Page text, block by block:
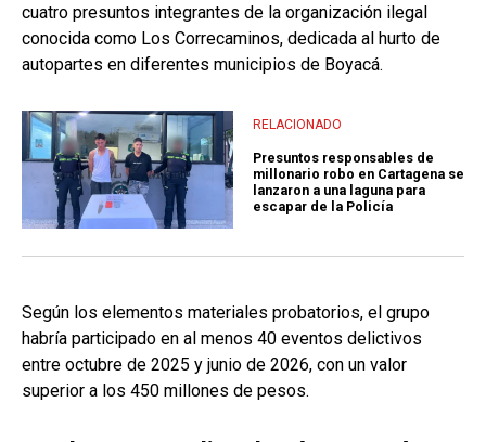
cuatro presuntos integrantes de la organización ilegal
conocida como Los Correcaminos, dedicada al hurto de
autopartes en diferentes municipios de Boyacá.
RELACIONADO
Presuntos responsables de
millonario robo en Cartagena se
lanzaron a una laguna para
escapar de la Policía
Según los elementos materiales probatorios, el grupo
habría participado en al menos 40 eventos delictivos
entre octubre de 2025 y junio de 2026, con un valor
superior a los 450 millones de pesos.